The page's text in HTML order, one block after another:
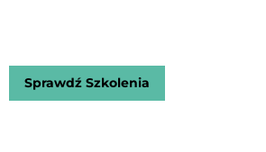
Sprawdź Szkolenia